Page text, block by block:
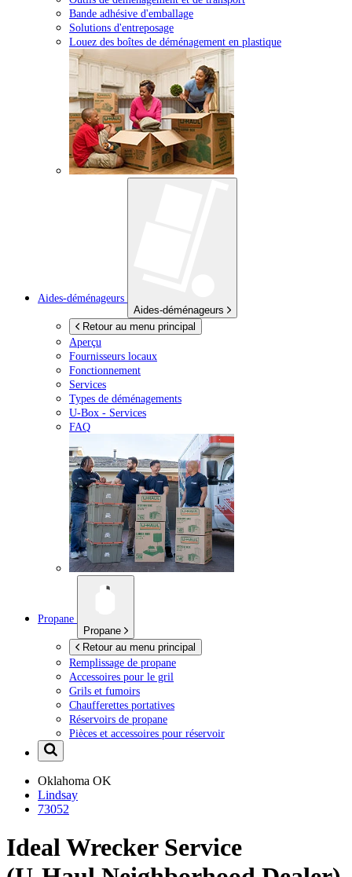
Bande adhésive d'emballage
Solutions d'entreposage
Louez des boîtes de déménagement en plastique
Aides-déménageurs
Aides-déménageurs
Retour au menu principal
Aperçu
Fournisseurs locaux
Fonctionnement
Services
Types de déménagements
U-Box - Services
FAQ
Propane
Propane
Retour au menu principal
Remplissage de propane
Accessoires pour le gril
Grils et fumoirs
Chaufferettes portatives
Réservoirs de propane
Pièces et accessoires pour réservoir
Oklahoma OK
Lindsay
73052
Ideal Wrecker Service